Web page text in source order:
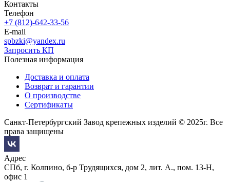
Контакты
Телефон
+7 (812)-642-33-56
E-mail
spbzki@yandex.ru
Запросить КП
Полезная информация
Доставка и оплата
Возврат и гарантии
О производстве
Сертификаты
Санкт-Петербургский Завод крепежных изделий © 2025г. Все
права защищены
Адрес
СПб, г. Колпино, б-р Трудящихся, дом 2, лит. А., пом. 13-Н,
офис 1